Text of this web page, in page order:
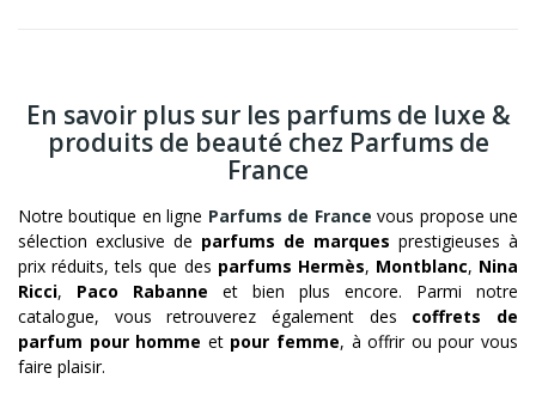
En savoir plus sur les parfums de luxe &
produits de beauté chez Parfums de
France
Notre boutique en ligne Parfums de France vous propose une
sélection exclusive de parfums de marques prestigieuses à
prix réduits, tels que des parfums Hermès, Montblanc, Nina
Ricci, Paco Rabanne et bien plus encore. Parmi notre
catalogue, vous retrouverez également des coffrets de
parfum pour homme et pour femme, à offrir ou pour vous
faire plaisir.